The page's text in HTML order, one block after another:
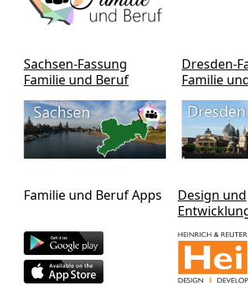
Sachsen-Fassung
Familie und Beruf
Dresden-
Familie
Familie und Beruf Apps
Design und